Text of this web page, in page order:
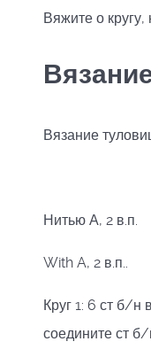
Вяжите о
Вязание
Нитью А, 2 в.п.
With A, 2 в.п..
Круг 1: 6 ст б/н
соедините ст б/